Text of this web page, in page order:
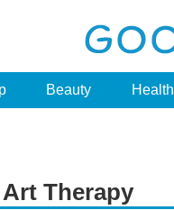
Beauty Health
Therapy